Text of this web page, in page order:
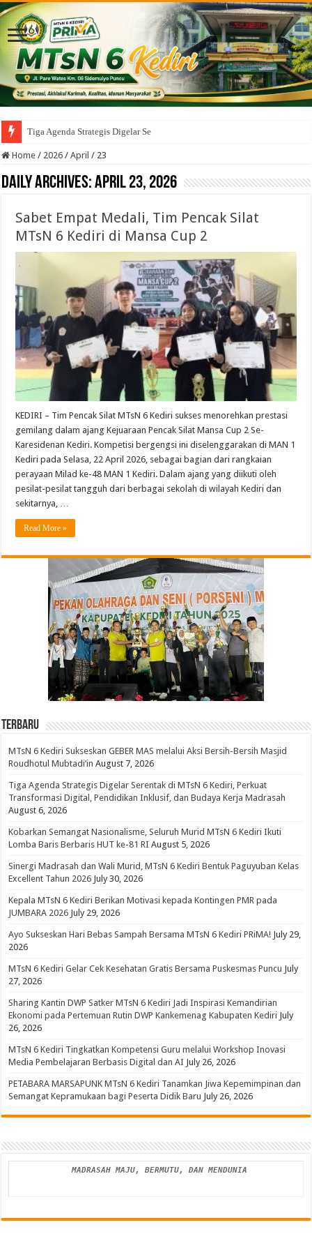
Tiga Agenda Strategis Digelar Serentak
Home / 2026 / April / 23
Daily Archives:April 23, 2026
Sabet Empat Medali, Tim Pencak Silat
MTsN 6 Kediri di Mansa Cup 2
KEDIRI – Tim Pencak Silat MTsN 6 Kediri sukses menorehkan prestasi
gemilang dalam ajang Kejuaraan Pencak Silat Mansa Cup 2 Se-
Karesidenan Kediri. Kompetisi bergengsi ini diselenggarakan di MAN 1
Kediri pada Selasa, 22 April 2026, sebagai bagian dari rangkaian
perayaan Milad ke-48 MAN 1 Kediri. Dalam ajang yang diikuti oleh
pesilat-pesilat tangguh dari berbagai sekolah di wilayah Kediri dan
sekitarnya, …
Read More »
Terbaru
MTsN 6 Kediri Sukseskan GEBER MAS melalui Aksi Bersih-Bersih Masjid
Roudhotul Mubtadi’in August 7, 2026
Tiga Agenda Strategis Digelar Serentak di MTsN 6 Kediri, Perkuat
Transformasi Digital, Pendidikan Inklusif, dan Budaya Kerja Madrasah
August 6, 2026
Kobarkan Semangat Nasionalisme, Seluruh Murid MTsN 6 Kediri Ikuti
Lomba Baris Berbaris HUT ke-81 RI August 5, 2026
Sinergi Madrasah dan Wali Murid, MTsN 6 Kediri Bentuk Paguyuban Kelas
Excellent Tahun 2026 July 30, 2026
Kepala MTsN 6 Kediri Berikan Motivasi kepada Kontingen PMR pada
JUMBARA 2026 July 29, 2026
Ayo Sukseskan Hari Bebas Sampah Bersama MTsN 6 Kediri PRiMA! July 29,
2026
MTsN 6 Kediri Gelar Cek Kesehatan Gratis Bersama Puskesmas Puncu July
27, 2026
Sharing Kantin DWP Satker MTsN 6 Kediri Jadi Inspirasi Kemandirian
Ekonomi pada Pertemuan Rutin DWP Kankemenag Kabupaten Kediri July
26, 2026
MTsN 6 Kediri Tingkatkan Kompetensi Guru melalui Workshop Inovasi
Media Pembelajaran Berbasis Digital dan AI July 26, 2026
PETABARA MARSAPUNK MTsN 6 Kediri Tanamkan Jiwa Kepemimpinan dan
Semangat Kepramukaan bagi Peserta Didik Baru July 26, 2026
MADRASAH MAJU, BERMUTU, DAN MENDUNIA